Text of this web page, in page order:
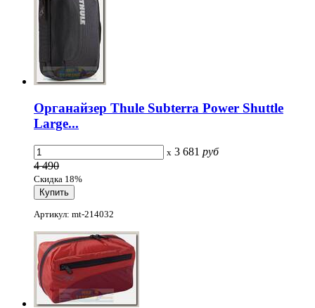
Органайзер Thule Subterra Power Shuttle
Large...
x 3 681 руб
4 490
Скидка 18%
Артикул: mt-214032